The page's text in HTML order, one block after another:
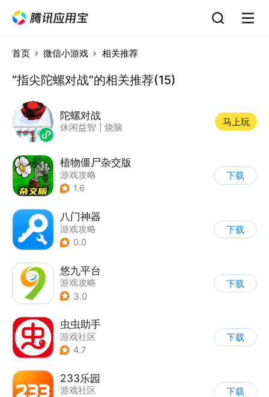
首页 微信小游戏 相关推荐
“指尖陀螺对战”的相关推荐(15)
陀螺对战
休闲益智 烧脑
马上玩
植物僵尸杂交版
游戏攻略
1.6
下载
八门神器
游戏攻略
0.0
下载
悠九平台
游戏攻略
3.0
下载
虫虫助手
游戏社区
4.7
下载
233乐园
游戏社区
下载